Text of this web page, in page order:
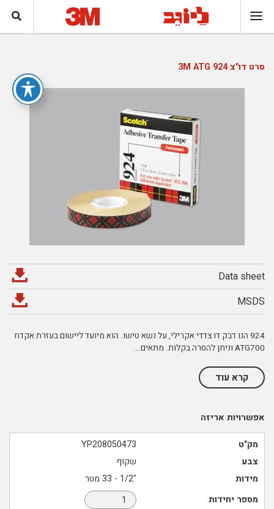
סרט דו"צ 924 3M ATG
Data sheet
MSDS
924 הנו דבק דו צדדי אקרילי, על נשא טישו. הוא מיועד ליישום בעזרת אקדח
ATG700 וניתן להסרה בקלות. מתאים
...
קרא עוד
אפשרויות אריזה
מק"ט
YP208050473
צבע
שקוף
מידות
"1/2 - 33 מטר
מספר יחידות